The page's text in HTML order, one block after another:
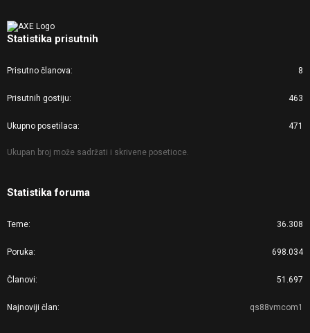
Statistika prisutnih
Prisutno članova 8
Prisutnih gostiju 463
Ukupno posetilaca 471
Ukupan broj može sadržati i skrivene posetioce.
Statistika foruma
Teme 36.308
Poruka 698.034
Članovi 51.697
Najnoviji član qs88vmcom1